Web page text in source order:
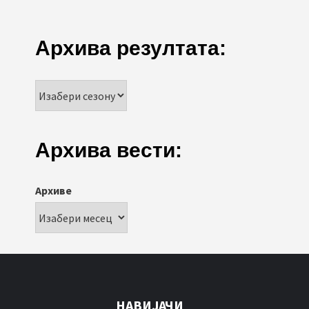
Архива резултата:
Архива вести:
Архиве
НАВИЈАЧИ